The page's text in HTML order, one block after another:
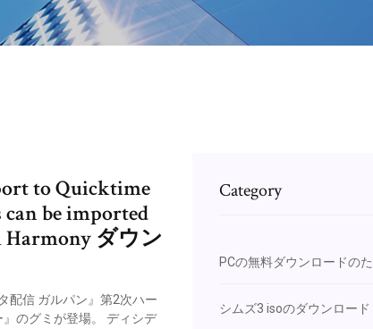
to Quicktime
be imported
Harmony ダウン
配信 ガルパン』第2次ハー
のグミが登場。 ディシデ
Category
PCの無料ダウンロードの
シムズ3 isoのダウンロード